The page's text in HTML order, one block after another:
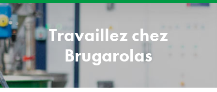
Travaillez chez
Brugarolas